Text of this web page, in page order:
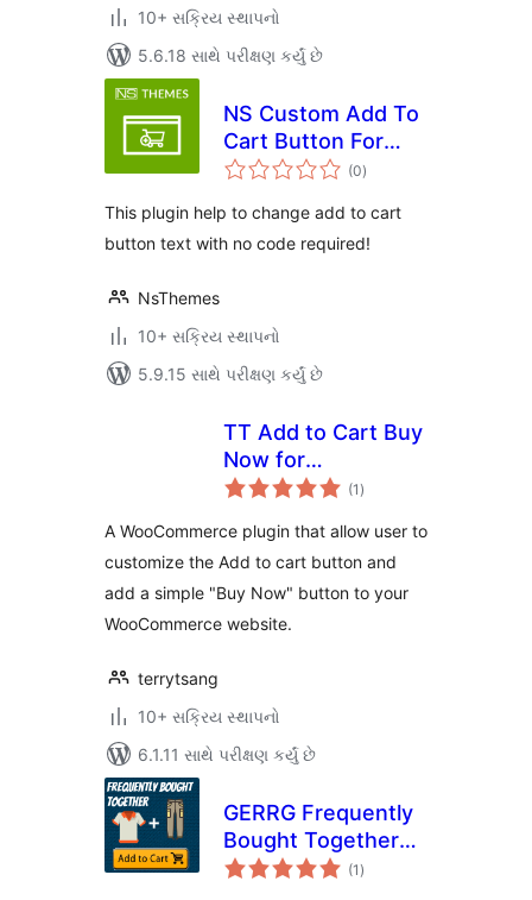
10+ સક્રિય સ્થાપનો
5.6.18 સાથે પરીક્ષણ કર્યું છે
NS Custom Add To
Cart Button For
Woocommerce
(0કુલ
રેટિંગ્સ
)
This plugin help to change add to cart
button text with no code required!
NsThemes
10+ સક્રિય સ્થાપનો
5.9.15 સાથે પરીક્ષણ કર્યું છે
TT Add to Cart Buy
Now for
WooCommerce
(1 કુલ
રેટિંગ્સ
)
A WooCommerce plugin that allow user to
customize the Add to cart button and
add a simple "Buy Now" button to your
WooCommerce website.
terrytsang
10+ સક્રિય સ્થાપનો
6.1.11 સાથે પરીક્ષણ કર્યું છે
GERRG Frequently
Bought Together
for Woocommerce
(1 કુલ
રેટિંગ્સ
)